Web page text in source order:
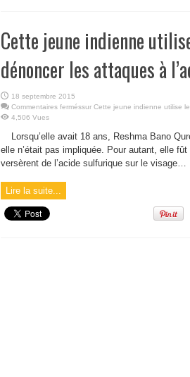
Cette jeune indienne
dénoncer les attaques à
18 septembre 2015
Commentaires ferméssur Cette jeune indienne utilise
4,506 Vues
Lorsqu’elle avait 18 ans, Reshma Bano
elle n’était pas impliquée. Pour autant, elle
versèrent de l’acide sulfurique sur le visage…
Lire la suite...